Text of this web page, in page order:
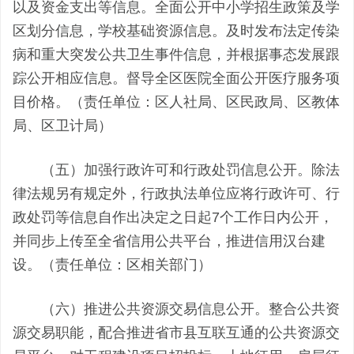
以及资金支出等信息。全面公开中小学招生政策及学
区划分信息，学校基础资源信息。及时发布法定传染
病和重大突发公共卫生事件信息，并根据事态发展跟
踪公开相应信息。督导全区医院全面公开医疗服务项
目价格。（责任单位：区人社局、区民政局、区教体
局、区卫计局）
（五）加强行政许可和行政处罚信息公开。除法
律法规另有规定外，行政执法单位应将行政许可、行
政处罚等信息自作出决定之日起7个工作日内公开，
并同步上传至全省信用公共平台，推进信用汉台建
设。（责任单位：区相关部门）
（六）推进公共资源交易信息公开。整合公共资
源交易职能，配合推进省市县互联互通的公共资源交